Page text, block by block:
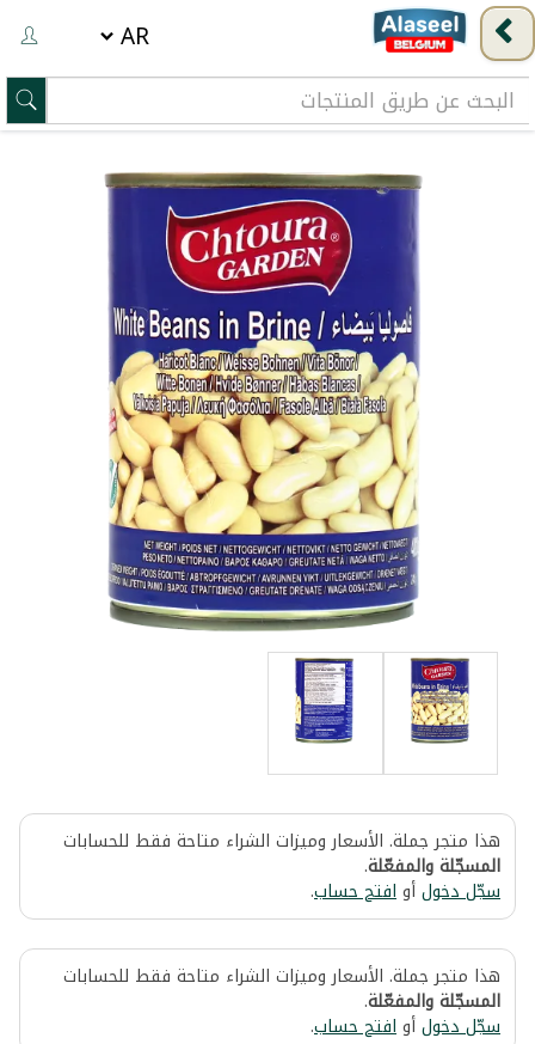
هذا متجر جملة. الأسعار وميزات الشراء متاحة فقط للحسابات
المسجّلة والمفعّلة.
سجّل دخولأوافتح حساب.
هذا متجر جملة. الأسعار وميزات الشراء متاحة فقط للحسابات
المسجّلة والمفعّلة.
سجّل دخولأوافتح حساب.